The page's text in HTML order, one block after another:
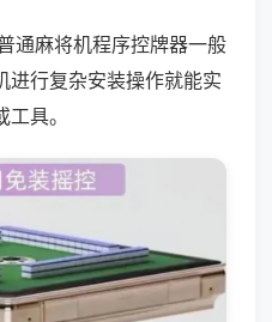
通麻将机程序控牌器一般
进行复杂安装操作就能实
具。